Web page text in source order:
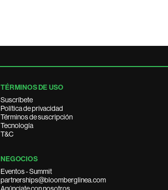
TÉRMINOS DE USO
Suscríbete
Política de privacidad
Términos de suscripción
Tecnología
T&C
NEGOCIOS
Eventos - Summit
partnerships@bloomberglinea.com